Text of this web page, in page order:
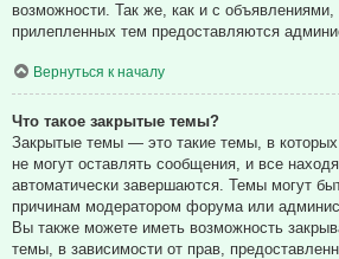
возможности. Так же, как и с объявлениями,
прилепленных тем предоставляются
Вернуться к началу
Что такое закрытые темы?
Закрытые темы — это такие темы, в
не могут оставлять сообщения, и все
автоматически завершаются. Темы могут
причинам модератором форума или
Вы также можете иметь возможность
темы, в зависимости от прав,